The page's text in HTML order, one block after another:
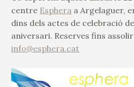
centre Esphera a Argelaguer,
dins dels actes de celebració
aniversari. Reserves fins
info@esphera.cat